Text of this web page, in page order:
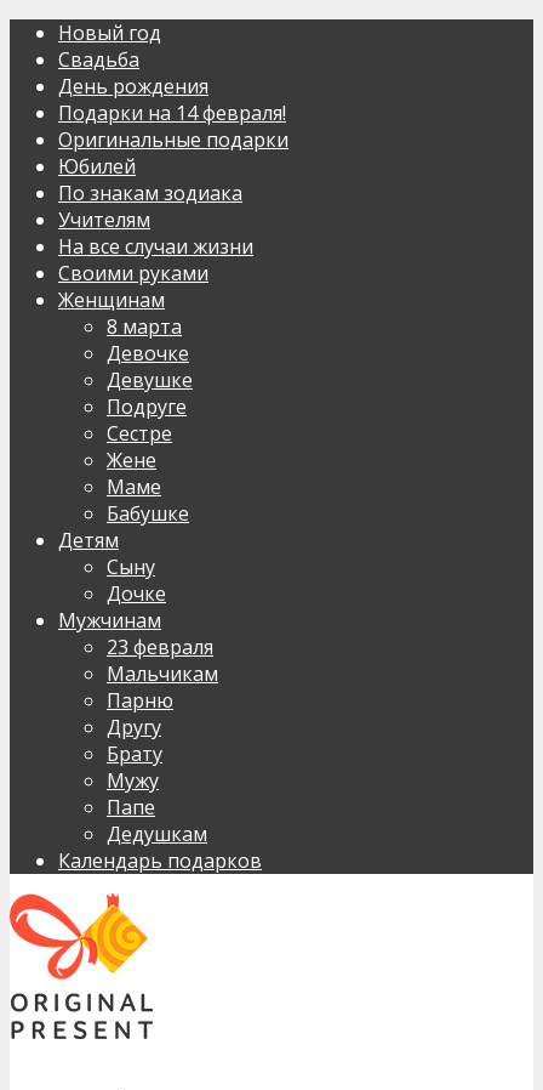
Новый год
Свадьба
День рождения
Подарки на 14 февраля!
Оригинальные подарки
Юбилей
По знакам зодиака
Учителям
На все случаи жизни
Своими руками
Женщинам
8 марта
Девочке
Девушке
Подруге
Сестре
Жене
Маме
Бабушке
Детям
Сыну
Дочке
Мужчинам
23 февраля
Мальчикам
Парню
Другу
Брату
Мужу
Папе
Дедушкам
Календарь подарков